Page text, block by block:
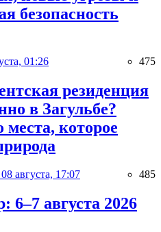
безопасность
01:26 475
резиденция
в Загульбе?
места, которое
08 августа, 17:07 485
6–7 августа 2026